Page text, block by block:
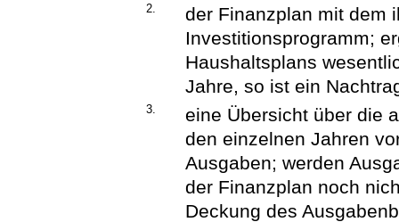
2.
der Finanzplan mit dem
Investitionsprogramm;
Haushaltsplans
Jahre, so ist ein
3.
eine Übersicht über die
den einzelnen Jahren
Ausgaben; werden
der Finanzplan noch
Deckung des